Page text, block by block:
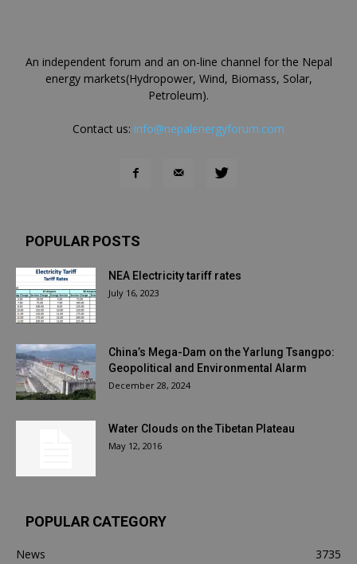
An independent forum and an on-line channel for the Nepal
energy markets(Hydropower, Wind, Biomass, Solar,
Petroleum).
Contact us: info@nepalenergyforum.com
POPULAR POSTS
NEA Electricity tariff rates
July 16, 2023
China’s Mega-Dam on the Yarlung Tsangpo:
Geopolitical and Environmental Alarm
December 28, 2024
Water Clouds on the Tibetan Plateau
May 12, 2016
POPULAR CATEGORY
News 3735